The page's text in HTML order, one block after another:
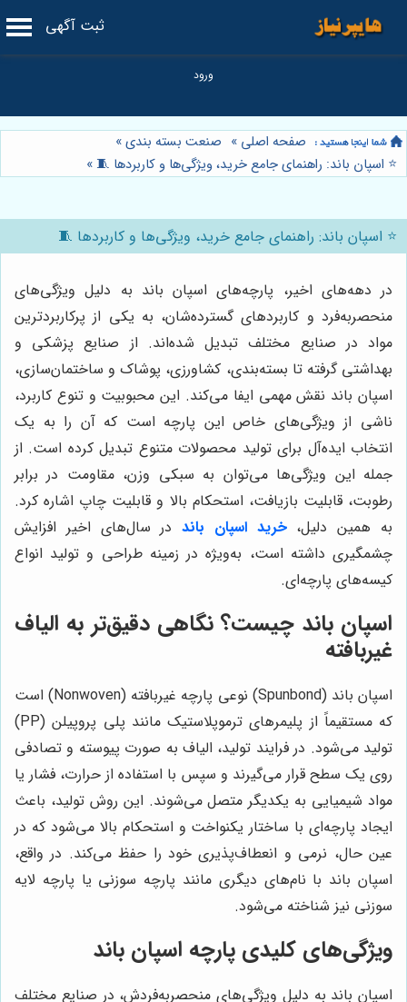
ثبت آگهی
صفحه اصلی » صنعت بسته بندی»
⭐️ اسپان باند: راهنمای جامع خرید، ویژگی‌ها و کاربردها 🧵 »
⭐️ اسپان باند: راهنمای جامع خرید، ویژگی‌ها و کاربردها 🧵
در دهه‌های اخیر، پارچه‌های اسپان باند به دلیل ویژگی‌های
منحصربه‌فرد و کاربردهای گسترده‌شان، به یکی از پرکاربردترین
مواد در صنایع مختلف تبدیل شده‌اند. از صنایع پزشکی و
بهداشتی گرفته تا بسته‌بندی، کشاورزی، پوشاک و ساختمان‌سازی،
اسپان باند نقش مهمی ایفا می‌کند. این محبوبیت و تنوع کاربرد،
ناشی از ویژگی‌های خاص این پارچه است که آن را به یک
انتخاب ایده‌آل برای تولید محصولات متنوع تبدیل کرده است. از
جمله این ویژگی‌ها می‌توان به سبکی وزن، مقاومت در برابر
رطوبت، قابلیت بازیافت، استحکام بالا و قابلیت چاپ اشاره کرد.
به همین دلیل،خرید اسپان بانددر سال‌های اخیر افزایش
چشمگیری داشته است، به‌ویژه در زمینه طراحی و تولید انواع
کیسه‌های پارچه‌ای.
اسپان باند چیست؟ نگاهی دقیق‌تر به الیاف
غیربافته
اسپان باند (Spunbond) نوعی پارچه غیربافته (Nonwoven) است
که مستقیماً از پلیمرهای ترموپلاستیک مانند پلی پروپیلن (PP)
تولید می‌شود. در فرایند تولید، الیاف به صورت پیوسته و تصادفی
روی یک سطح قرار می‌گیرند و سپس با استفاده از حرارت، فشار یا
مواد شیمیایی به یکدیگر متصل می‌شوند. این روش تولید، باعث
ایجاد پارچه‌ای با ساختار یکنواخت و استحکام بالا می‌شود که در
عین حال، نرمی و انعطاف‌پذیری خود را حفظ می‌کند. در واقع،
اسپان باند با نام‌های دیگری مانند پارچه سوزنی یا پارچه لایه
سوزنی نیز شناخته می‌شود.
ویژگی‌های کلیدی پارچه اسپان باند
اسپان باند به دلیل ویژگی‌های منحصربه‌فردش، در صنایع مختلف